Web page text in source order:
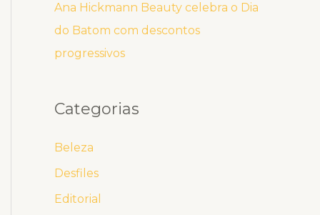
Ana Hickmann Beauty celebra o Dia
do Batom com descontos
progressivos
Categorias
Beleza
Desfiles
Editorial